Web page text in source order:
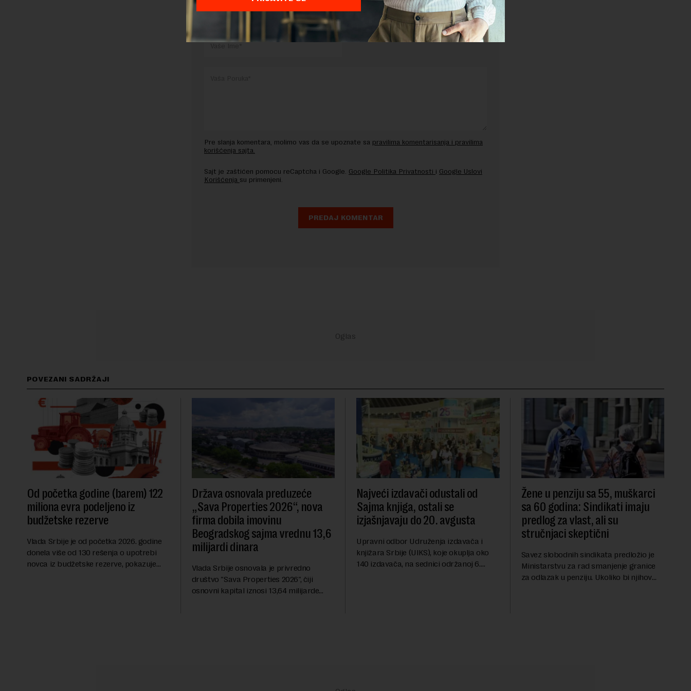
Pre slanja komentara, molimo vas da se upoznate sa pravilima komentarisanja i pravilima
korišćenja sajta.
Sajt je zaštićen pomocu reCaptcha i Google. Google Politika Privatnosti i Google Uslovi
Korišćenja su primenjeni.
POVEZANI SADRŽAJI
Od početka godine (barem) 122
miliona evra podeljeno iz
budžetske rezerve
Vlada Srbije je od početka 2026. godine
donela više od 130 rešenja o upotrebi
novca iz budžetske rezerve, pokazuje
Država osnovala preduzeće
„Sava Properties 2026“, nova
firma dobila imovinu
Beogradskog sajma vrednu 13,6
milijardi dinara
Vlada Srbije osnovala je privredno
društvo "Sava Properties 2026", čiji
osnovni kapital iznosi 13,64 milijarde
Najveći izdavači odustali od
Sajma knjiga, ostali se
izjašnjavaju do 20. avgusta
Upravni odbor Udruženja izdavača i
knjižara Srbije (UIKS), koje okuplja oko
140 izdavača, na sednici održanoj 6.
Žene u penziju sa 55, muškarci
sa 60 godina: Sindikati imaju
predlog za vlast, ali su
stručnjaci skeptični
Savez slobodnih sindikata predložio je
Ministarstvu za rad smanjenje granice
za odlazak u penziju. Ukoliko bi njihov